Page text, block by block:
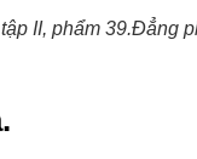
II, phẩm 39.Đẳng